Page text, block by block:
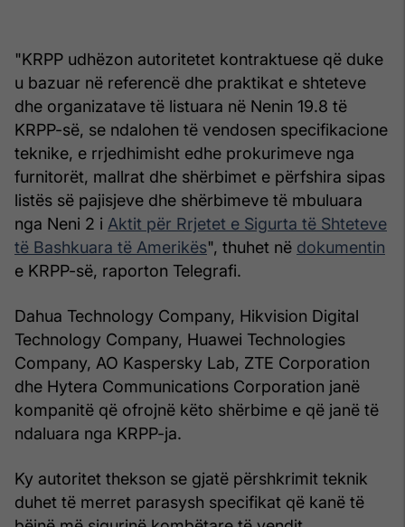
"KRPP udhëzon autoritetet kontraktuese që duke
u bazuar në referencë dhe praktikat e shteteve
dhe organizatave të listuara në Nenin 19.8 të
KRPP-së, se ndalohen të vendosen specifikacione
teknike, e rrjedhimisht edhe prokurimeve nga
furnitorët, mallrat dhe shërbimet e përfshira sipas
listës së pajisjeve dhe shërbimeve të mbuluara
nga Neni 2 i Aktit për Rrjetet e Sigurta të Shteteve
të Bashkuara të Amerikës", thuhet në dokumentin
e KRPP-së, raporton Telegrafi.
Dahua Technology Company, Hikvision Digital
Technology Company, Huawei Technologies
Company, AO Kaspersky Lab, ZTE Corporation
dhe Hytera Communications Corporation janë
kompanitë që ofrojnë këto shërbime e që janë të
ndaluara nga KRPP-ja.
Ky autoritet thekson se gjatë përshkrimit teknik
duhet të merret parasysh specifikat që kanë të